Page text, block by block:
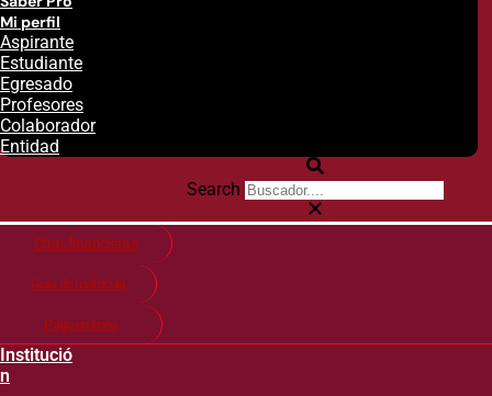
Mi perfil
Aspirante
Estudiante
Egresado
Profesores
Colaborador
Entidad
Search
Citas financieras
Guía de matricula
Pago en línea
Institució
n